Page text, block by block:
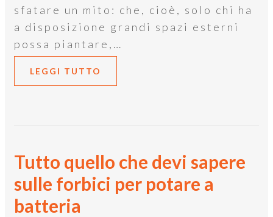
sfatare un mito: che, cioè, solo chi ha
a disposizione grandi spazi esterni
possa piantare,…
LEGGI TUTTO
Tutto quello che devi sapere
sulle forbici per potare a
batteria